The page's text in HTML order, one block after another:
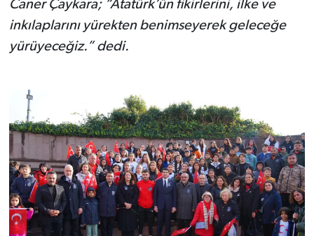
Caner Çaykara; “Atatürk’ün fikirlerini, ilke ve
inkılaplarını yürekten benimseyerek geleceğe
yürüyeceğiz.” dedi.